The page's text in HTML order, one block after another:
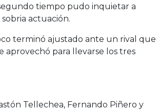
tiempo pudo inquietar a
actuación.
terminó ajustado ante un rival que
aprovechó para llevarse los tres
Tellechea, Fernando Piñero y